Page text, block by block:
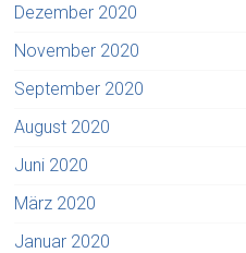
Dezember 2020
November 2020
September 2020
August 2020
Juni 2020
März 2020
Januar 2020